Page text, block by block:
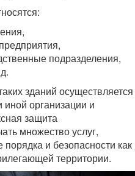
подразделения,
зданий осуществляется
иной организации и
защита
множество услуг,
и безопасности как
территории.